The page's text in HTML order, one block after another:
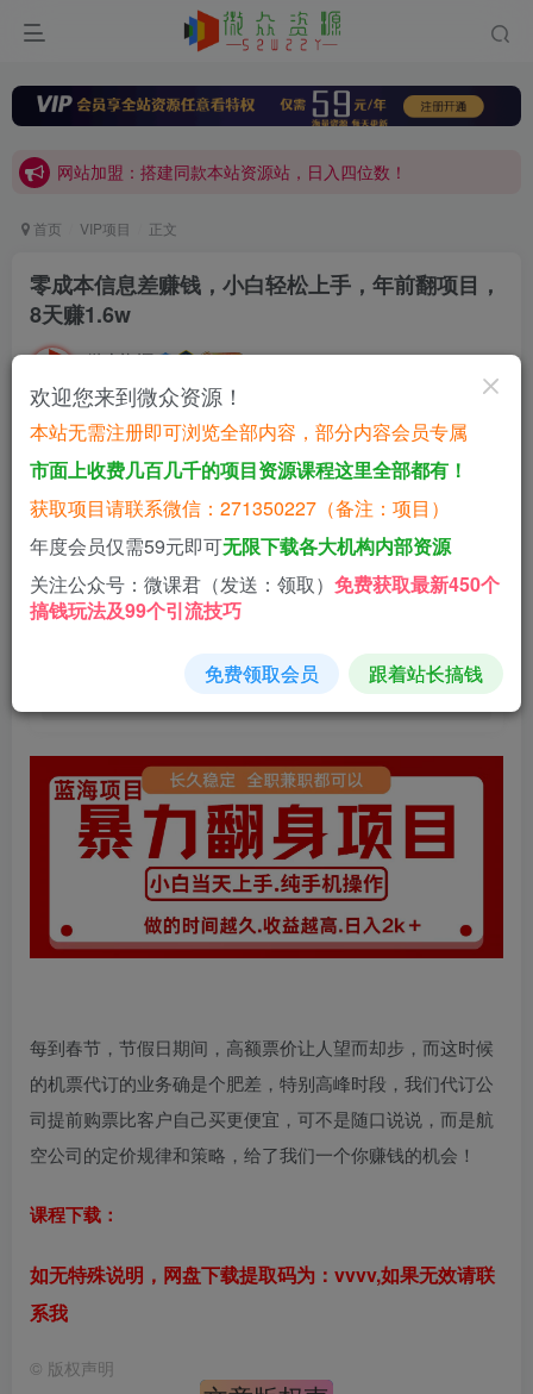
网站加盟：搭建同款本站资源站，日入四位数！
开通会员，无限下载各大机构内部资源，一站式草根创业基地，最新最强网赚教程大全，小投入，大回报！
网站加盟：搭建同款本站资源站，日入四位数！
首页 VIP项目 正文
零成本信息差赚钱，小白轻松上手，年前翻项目，
8天赚1.6w
微众资源
零成本信息差赚钱，小白轻松上手，年前翻项目，8天赚1.6w
此内容为付费资源，请付费后查看
微分9.9
黄金会员免费
立即购买
每到春节，节假日期间，高额票价让人望而却步，而这时候
的机票代订的业务确是个肥差，特别高峰时段，我们代订公
司提前购票比客户自己买更便宜，可不是随口说说，而是航
空公司的定价规律和策略，给了我们一个你赚钱的机会！
课程下载：
如无特殊说明，网盘下载提取码为：vvvv,如果无效请联
系我
© 版权声明
欢迎您来到微众资源！
本站无需注册即可浏览全部内容，部分内容会员专属
市面上收费几百几千的项目资源课程这里全部都有！
获取项目请联系微信：271350227（备注：项目）
年度会员仅需59元即可无限下载各大机构内部资源
关注公众号：微课君（发送：领取） 免费获取最新450个
搞钱玩法及99个引流技巧
免费领取会员 跟着站长搞钱